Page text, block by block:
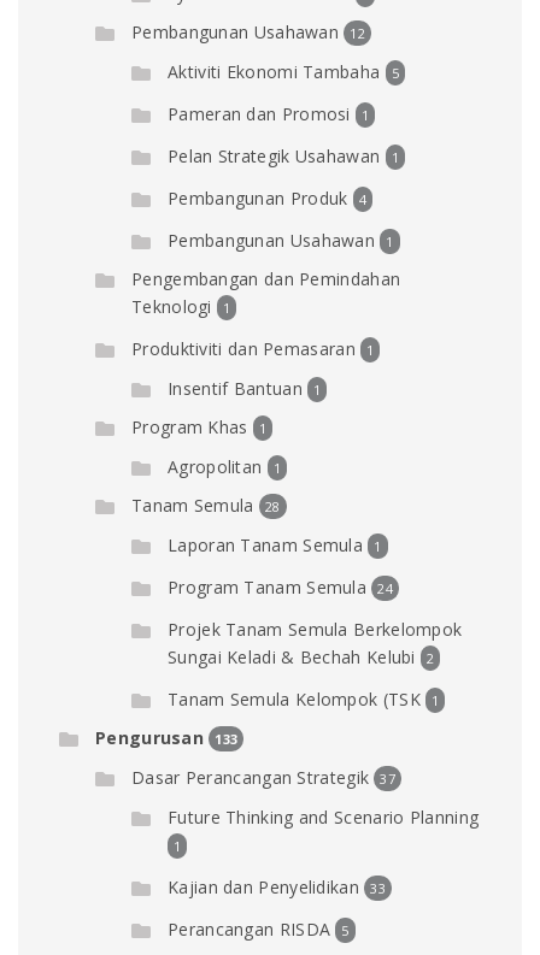
Pembangunan Usahawan 12
Aktiviti Ekonomi Tambaha 5
Pameran dan Promosi 1
Pelan Strategik Usahawan 1
Pembangunan Produk 4
Pembangunan Usahawan 1
Pengembangan dan Pemindahan
Teknologi
1
Produktiviti dan Pemasaran 1
Insentif Bantuan 1
Program Khas 1
Agropolitan 1
Tanam Semula 28
Laporan Tanam Semula 1
Program Tanam Semula 24
Projek Tanam Semula Berkelompok
Sungai Keladi & Bechah Kelubi
2
Tanam Semula Kelompok (TSK 1
Pengurusan 133
Dasar Perancangan Strategik 37
Future Thinking and Scenario Planning
1
Kajian dan Penyelidikan 33
Perancangan RISDA 5